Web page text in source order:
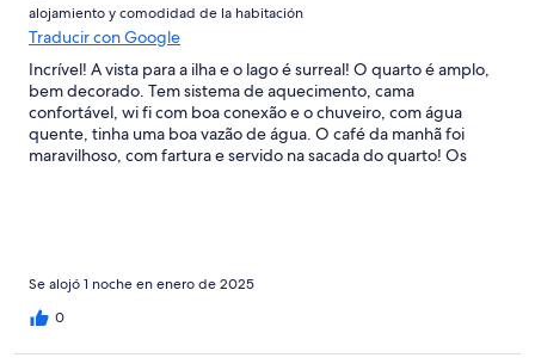
alojamiento y comodidad de la habitación
Traducir con Google
Incrível! A vista para a ilha e o lago é surreal! O quarto é amplo,
bem decorado. Tem sistema de aquecimento, cama
confortável, wi fi com boa conexão e o chuveiro, com água
quente, tinha uma boa vazão de água. O café da manhã foi
maravilhoso, com fartura e servido na sacada do quarto! Os
Se alojó 1 noche en enero de 2025
0